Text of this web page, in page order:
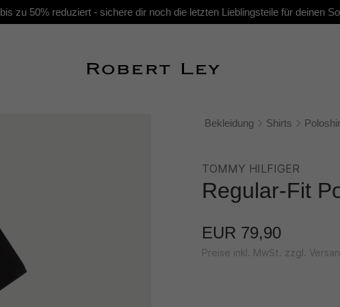
zu 50% reduziert - sichere dir noch die letzten Lieblingsteile für deinen
Bekleidung Shirts
TOMMY HILFIGER
Regular-Fit
EUR 79,90
Preise inkl. MwSt. zzgl.